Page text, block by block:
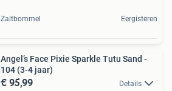
Zaltbommel Eergisteren
Angel’s Face Pixie Sparkle Tutu Sand -
104 (3-4 jaar)
€ 95,99 Details